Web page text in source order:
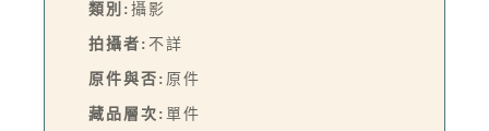
類別: 攝影
拍攝者: 不詳
原件與否: 原件
藏品層次: 單件